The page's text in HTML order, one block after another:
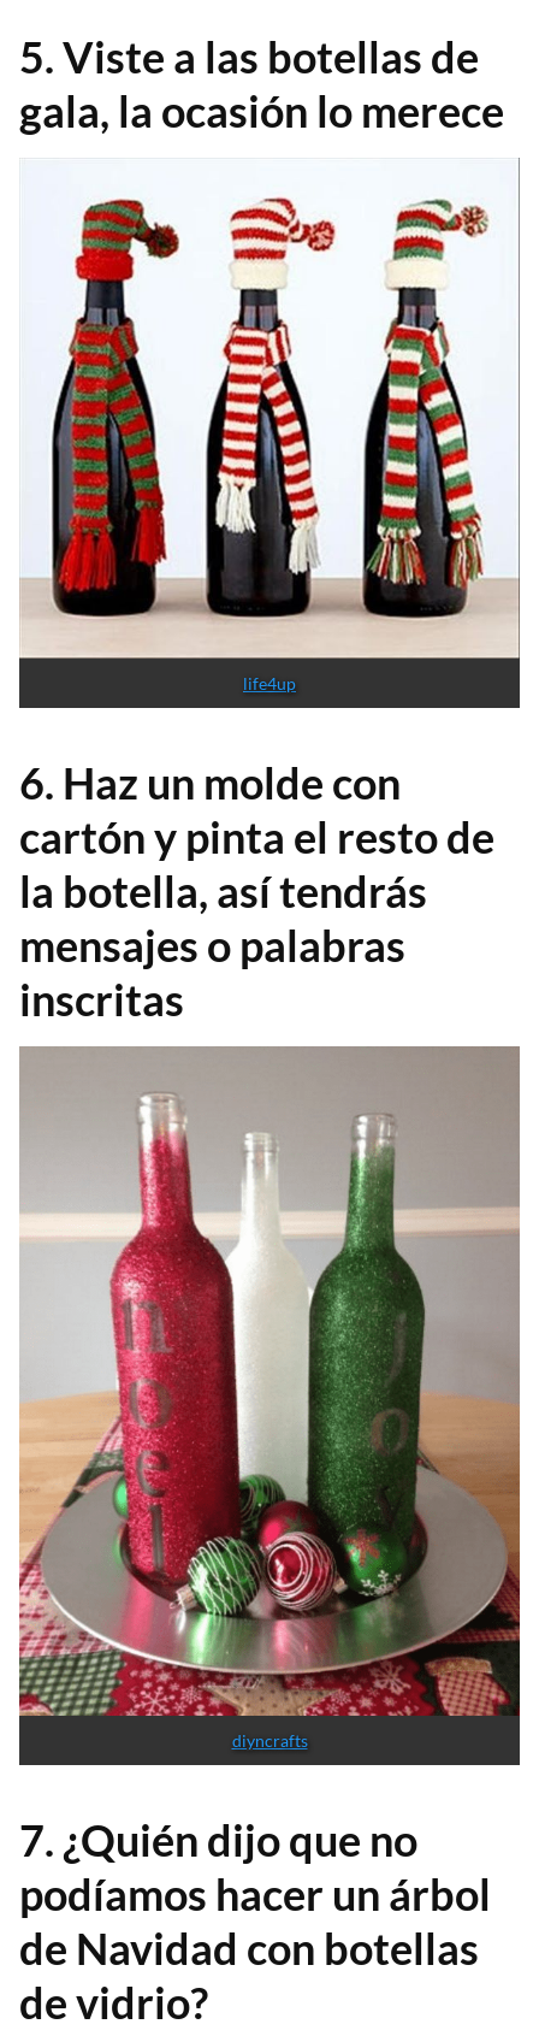
5. Viste a las botellas de
gala, la ocasión lo merece
life4up
6. Haz un molde con
cartón y pinta el resto de
la botella, así tendrás
mensajes o palabras
inscritas
diyncrafts
7. ¿Quién dijo que no
podíamos hacer un árbol
de Navidad con botellas
de vidrio?